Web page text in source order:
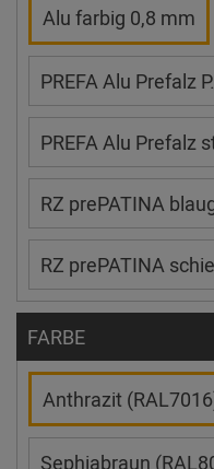
Alu farbig 0,8 mm
PREFA Alu Prefalz
PREFA Alu Prefalz
RZ prePATINA
RZ prePATINA
FARBE
Anthrazit
Sephiabraun